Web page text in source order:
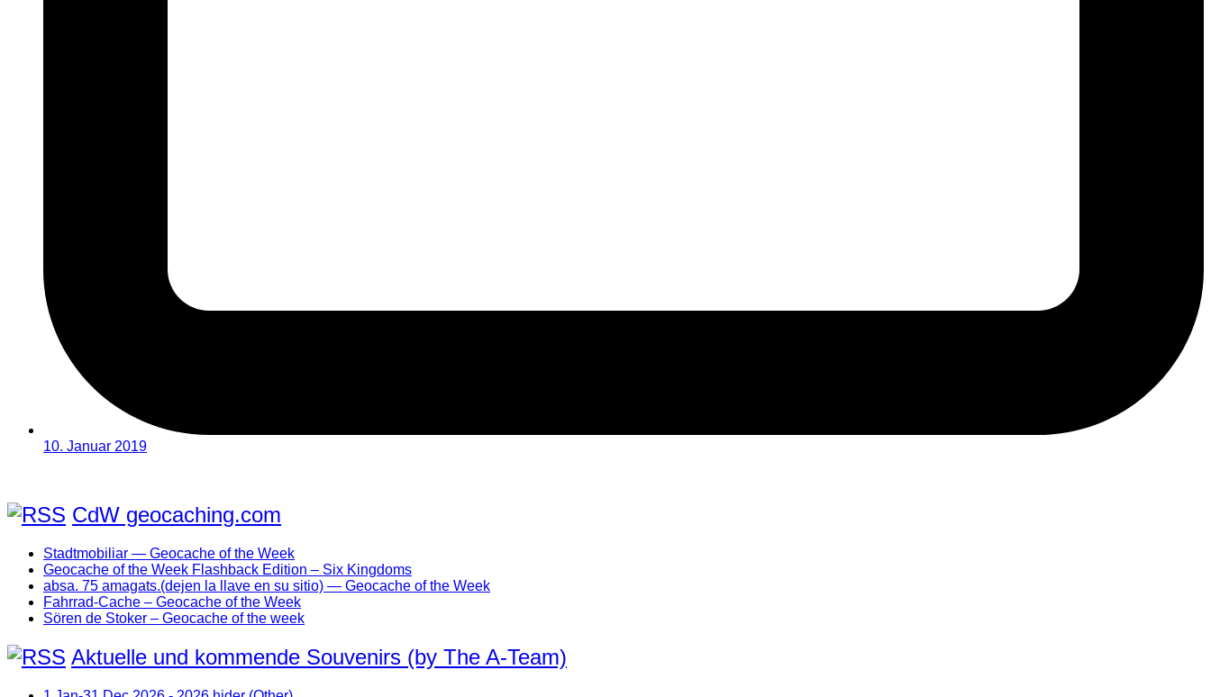
10. Januar 2019
CdW geocaching.com
Stadtmobiliar — Geocache of the Week
Geocache of the Week Flashback Edition – Six Kingdoms
absa. 75 amagats.(dejen la llave en su sitio) — Geocache of the Week
Fahrrad-Cache – Geocache of the Week
Sören de Stoker – Geocache of the week
Aktuelle und kommende Souvenirs (by The A-Team)